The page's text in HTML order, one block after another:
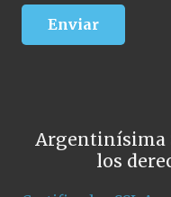
Argentinísima
los